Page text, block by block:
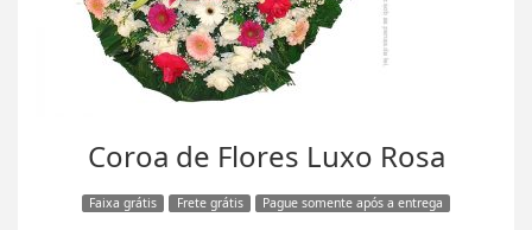
Coroa de Flores Luxo Rosa
Faixa grátis Frete grátis Pague somente após a entrega